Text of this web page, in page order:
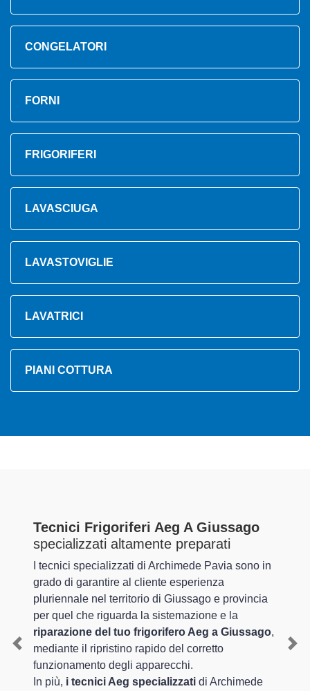
CONGELATORI
FORNI
FRIGORIFERI
LAVASCIUGA
LAVASTOVIGLIE
LAVATRICI
PIANI COTTURA
Tecnici Frigoriferi Aeg A Giussago
specializzati altamente preparati
I tecnici specializzati di Archimede Pavia sono in
grado di garantire al cliente esperienza
pluriennale nel territorio di Giussago e provincia
per quel che riguarda la sistemazione e la
riparazione del tuo frigorifero Aeg a Giussago,
mediante il ripristino rapido del corretto
funzionamento degli apparecchi.
In più, i tecnici Aeg specializzati di Archimede
Previous